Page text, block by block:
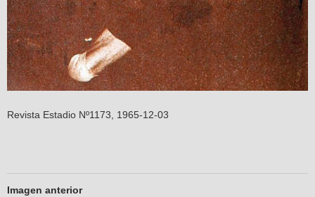
Revista Estadio Nº1173, 1965-12-03
Imagen anterior